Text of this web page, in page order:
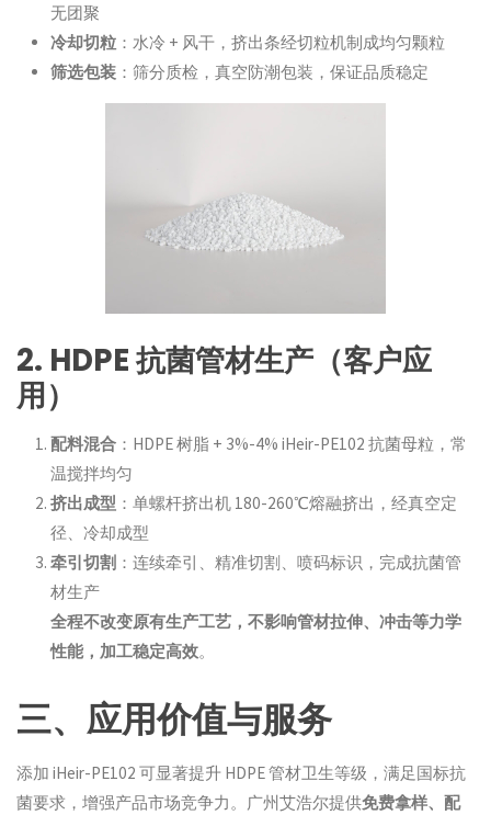
无团聚
冷却切粒：水冷 + 风干，挤出条经切粒机制成均匀颗粒
筛选包装：筛分质检，真空防潮包装，保证品质稳定
2. HDPE 抗菌管材生产（客户应
用）
配料混合：HDPE 树脂 + 3%-4% iHeir-PE102 抗菌母粒，常
温搅拌均匀
挤出成型 ：单螺杆挤出机 180-260℃熔融挤出，经真空定
径、冷却成型
牵引切割：连续牵引、精准切割、喷码标识，完成抗菌管
材生产
全程不改变原有生产工艺，不影响管材拉伸、冲击等力学
性能，加工稳定高效。
三、应用价值与服务
添加 iHeir-PE102 可显著提升 HDPE 管材卫生等级，满足国标抗
菌要求，增强产品市场竞争力。广州艾浩尔提供免费拿样、配